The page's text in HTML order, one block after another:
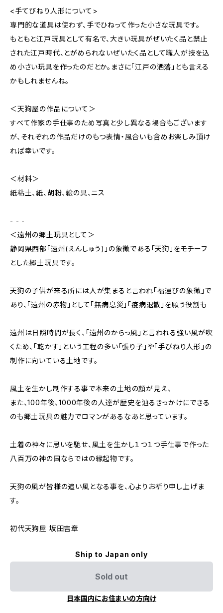
<手てびねり人形について>
専門的な道具は使わず、手でひねって作った小さな玩具です。
もともと江戸玩具として有名で、大きい玩具がぜいたく品と禁止
された江戸時代、とがめられないぜいたく品として職人が技を込
め小さい玩具を作ったのだとか。まさに「江戸の洒落」とも言える
かもしれませんね。
＜天狗屋の作品について＞
すべて作家の手仕事のため写真と少し異なる場合もございます
が、それぞれの作品だけのもつ表情・風合いも含めお楽しみ頂け
れば幸いです。
＜材料＞
紙粘土、紙、胡粉、絵の具、ニス
- - -
＜遠州の郷土玩具として＞
静岡県西部「遠州(えんしゅう)」の象徴である「天狗」をモチーフ
とした郷土玩具です。
天狗の子供が来る所には人が集まると言われ「福運びの象徴」で
あり、「遠州の赤物」として「無病息災」「疫病退散」を願う役割も
遠州は日照時間が長く、「遠州のからっ風」と言われる強い風が吹
くため、「乾かす」という工程の多い「張り子」や「手びねり人形」の
制作に向いている土地です。
風土を生かし制作する事で本来の土地の顔が見え、
また、100年後、1000年後の人達が歴史を辿るきっかけにできる
のも郷土玩具の魅力でロマンがあるなあと思っています。
土着の神々に思いを馳せ、風土を生かし１つ１つ手仕事で作った
八百万の神の国ならではの縁起物です。
天狗の風が皆様の追い風となる事を、心よりお祈り申し上げま
す。
初代天狗屋 坂田吉章
Ship to Japan only
Sold out
日本国内にお住まいの方向け